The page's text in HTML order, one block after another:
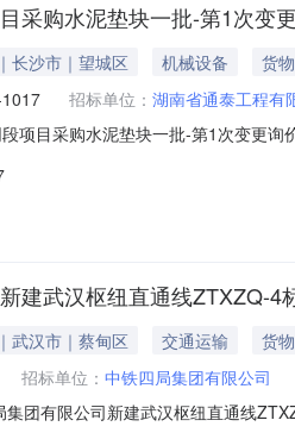
采购水泥垫块一批-第1次变
长沙市｜望城区 机械设备
货物
招标单位： 湖南省通泰工程有
项目采购水泥垫块一批-第1次变更
竞价截止时间2026-08-
建武汉枢纽直通线ZTXZQ-
武汉市｜蔡甸区 交通运输
货物
招标单位： 中铁四局集团有限公司
集团有限公司新建武汉枢纽直通线